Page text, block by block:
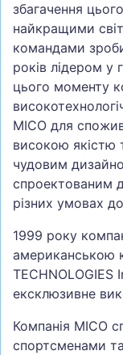
збагачення
найкращими
командами
років лідером у
цього моменту
MICO для
високою якістю
чудовим
спроектованим
різних умовах
1999 року
американською
TECHNOLOGIES
ексклюзивне
Компанія MICO
спортсменами